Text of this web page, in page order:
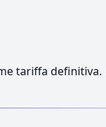
tariffa definitiva.